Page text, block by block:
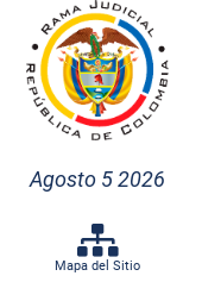
Agosto 5 2026
Mapa del Sitio